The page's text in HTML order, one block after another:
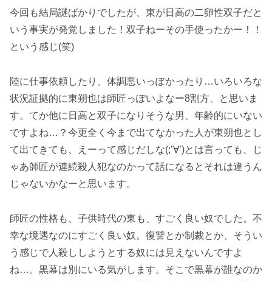
今回も結局謎ばかりでしたが、東が日高の二卵性双子だと
いう事実が発覚しました！双子ねーその手使ったかー！！
という感じ(笑)
陸に仕事依頼したり、体調悪いっぽかったり…いろいろな
状況証拠的に東朔也は師匠っぽいよなー8割方、と思いま
す。てか他に日高と双子になりそうな男、年齢的にいない
ですよね…？今更全く今まで出てなかった人が東朔也とし
て出てきても、えーって感じだしな(;’∀’)とは言っても、じ
ゃあ師匠が連続殺人犯なのかって話になるとそれは違うん
じゃないかなーと思います。
師匠の性格も、子供時代の東も、すごく良い奴でした。不
幸な境遇なのにすごく良い奴。復讐とか制裁とか、そうい
う感じで人殺ししようとする奴には見えないんですよ
ね…。黒幕は別にいる気がします。そこで黒幕が誰なのか